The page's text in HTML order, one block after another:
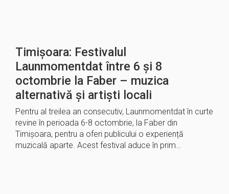
Timișoara: Festivalul
Launmomentdat între 6 și 8
octombrie la Faber – muzica
alternativă și artiști locali
Pentru al treilea an consecutiv, Launmomentdat în curte
revine în perioada 6-8 octombrie, la Faber din
Timișoara, pentru a oferi publicului o experiență
muzicală aparte. Acest festival aduce în prim…